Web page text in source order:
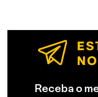
Receba o